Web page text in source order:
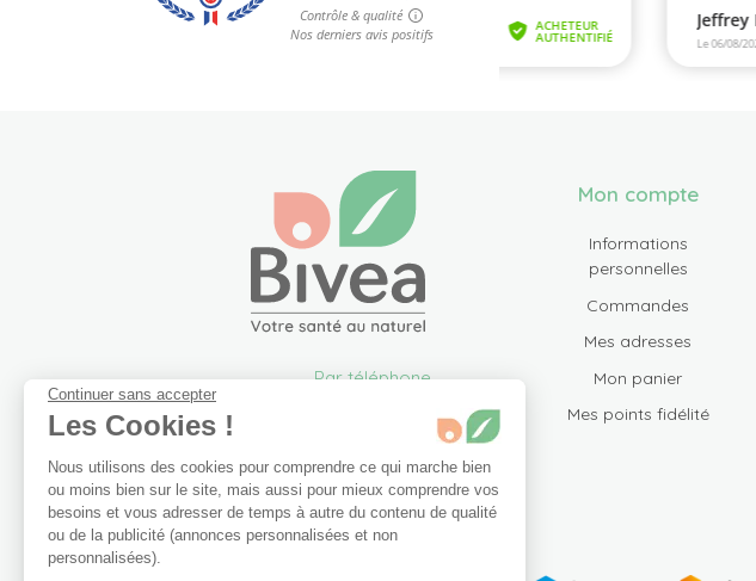
Par téléphone
info@bivea.com
6 rue du Solarium
33170 Gradignan
France Métropolitaine
Mon compte
Informations
personnelles
Commandes
Mes adresses
Mon panier
Mes points fidélité
Continuer sans accepter
Les Cookies !
Nous utilisons des cookies pour comprendre ce qui marche bien
ou moins bien sur le site, mais aussi pour mieux comprendre vos
besoins et vous adresser de temps à autre du contenu de qualité
ou de la publicité (annonces personnalisées et non
personnalisées).